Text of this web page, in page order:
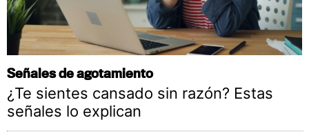
Señales de agotamiento
¿Te sientes cansado sin razón? Estas
señales lo explican